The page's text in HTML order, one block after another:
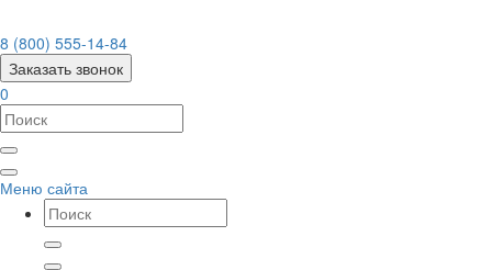
8 (800) 555-14-84
Заказать звонок
0
Меню сайта